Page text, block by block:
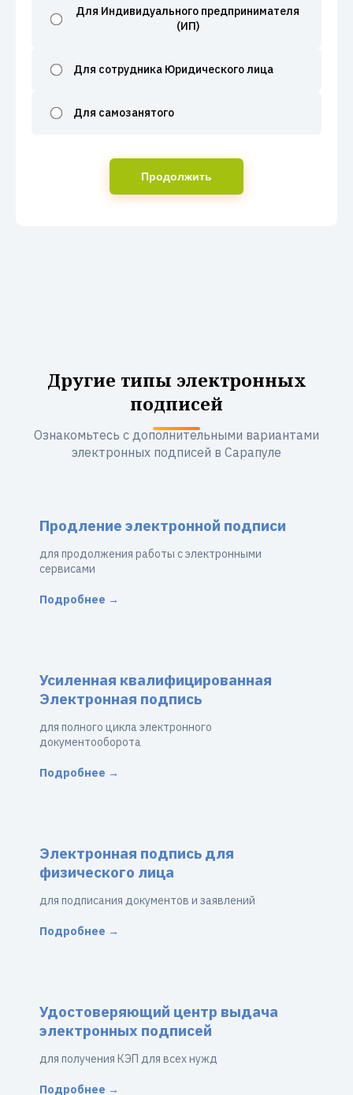
Для Индивидуального предпринимателя
(ИП)
Для сотрудника Юридического лица
Для самозанятого
Продолжить
Другие типы электронных
подписей
Ознакомьтесь с дополнительными вариантами
электронных подписей в Сарапуле
Продление электронной подписи
для продолжения работы с электронными
сервисами
Подробнее →
Усиленная квалифицированная
Электронная подпись
для полного цикла электронного
документооборота
Подробнее →
Электронная подпись для
физического лица
для подписания документов и заявлений
Подробнее →
Удостоверяющий центр выдача
электронных подписей
для получения КЭП для всех нужд
Подробнее →